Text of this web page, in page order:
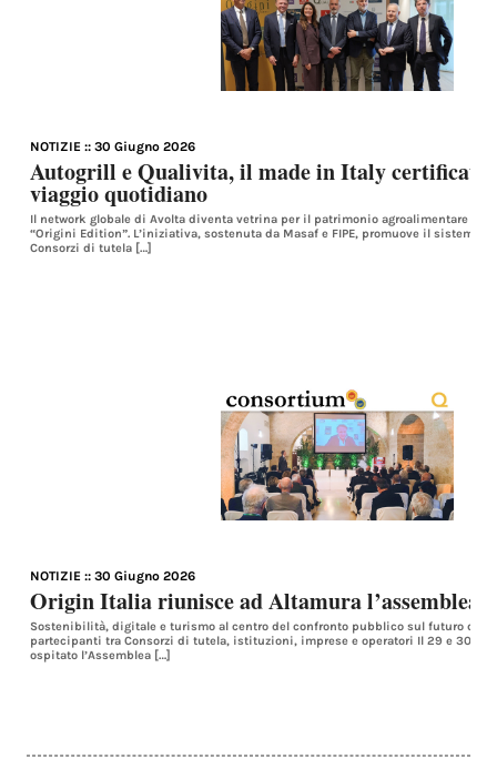
NOTIZIE :: 30 Giugno 2026
Autogrill e Qualivita, il made in Italy certificato
viaggio quotidiano
Il network globale di Avolta diventa vetrina per il patrimonio agroalimentare
“Origini Edition”. L’iniziativa, sostenuta da Masaf e FIPE, promuove il sistema
Consorzi di tutela […]
NOTIZIE :: 30 Giugno 2026
Origin Italia riunisce ad Altamura l’assemblea
Sostenibilità, digitale e turismo al centro del confronto pubblico sul futuro della
partecipanti tra Consorzi di tutela, istituzioni, imprese e operatori Il 29 e 30
ospitato l’Assemblea […]